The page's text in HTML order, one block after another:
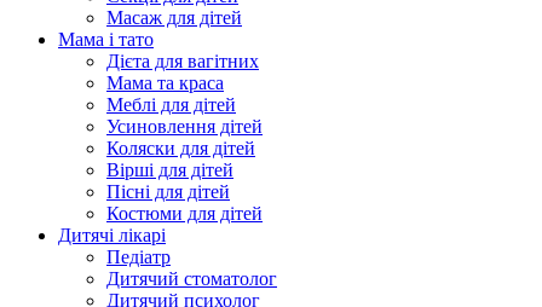
Масаж для дітей
Мама і тато
Дієта для вагітних
Мама та краса
Меблі для дітей
Усиновлення дітей
Коляски для дітей
Вірші для дітей
Пісні для дітей
Костюми для дітей
Дитячі лікарі
Педіатр
Дитячий стоматолог
Дитячий психолог